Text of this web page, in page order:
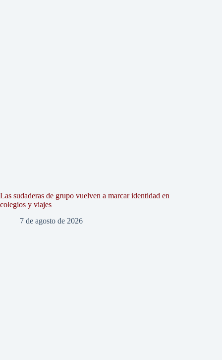
Las sudaderas de grupo vuelven a marcar identidad en
colegios y viajes
7 de agosto de 2026